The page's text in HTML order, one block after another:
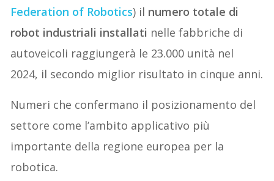
Federation of Robotics) il numero totale di
robot industriali installati nelle fabbriche di
autoveicoli raggiungerà le 23.000 unità nel
2024, il secondo miglior risultato in cinque anni.
Numeri che confermano il posizionamento del
settore come l’ambito applicativo più
importante della regione europea per la
robotica.